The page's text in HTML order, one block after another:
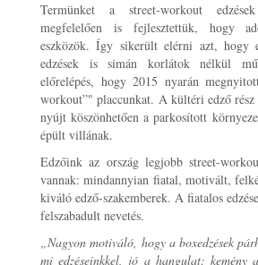
Termünket a street-workout edzések
megfelelően is fejlesztettük, hogy
eszközök. Így sikerült elérni azt, hogy
edzések is simán korlátok nélkül
előrelépés, hogy 2015 nyarán
workout”" placcunkat. A kültéri edző
nyújt köszönhetően a parkosított
épült villának.
Edzőink az ország legjobb street-
vannak: mindannyian fiatal, motivált,
kiváló edző-szakemberek. A fiatalos
felszabadult nevetés.
„Nagyon motiváló, hogy a boxedzések
mi edzéseinkkel, jó a hangulat: kemény